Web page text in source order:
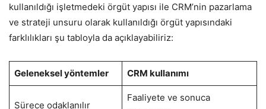
kullanıldığı işletmedeki örgüt yapısı ile CRM’nin pazarlama
ve strateji unsuru olarak kullanıldığı örgüt yapısındaki
farklılıkları şu tabloyla da açıklayabiliriz:
Geleneksel yöntemler CRM kullanımı
Sürece odaklanılır
Faaliyete ve sonuca